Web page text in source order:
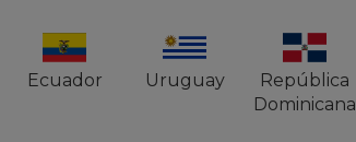
Elementos)
Ecuador Uruguay
República
Dominicana